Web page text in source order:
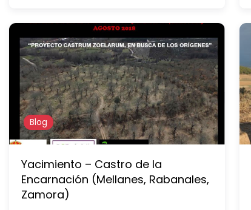
Blog
Yacimiento – Castro de la
Encarnación (Mellanes, Rabanales,
Zamora)